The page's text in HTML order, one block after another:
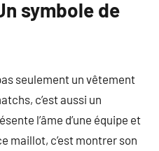
symbole de
seulement un vêtement
c’est aussi un
l’âme d’une équipe et
maillot, c’est montrer son